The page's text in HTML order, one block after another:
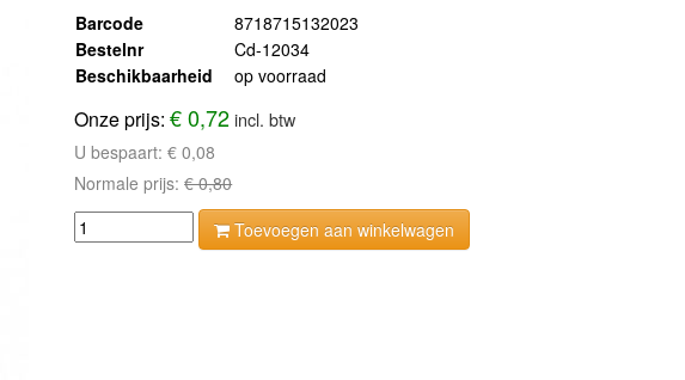
Barcode
8718715132023
Bestelnr
Cd-12034
Beschikbaarheid
op voorraad
Onze prijs:€ 0,72 incl. btw
U bespaart:€ 0,08
Normale prijs:€ 0,80
Toevoegen aan winkelwagen